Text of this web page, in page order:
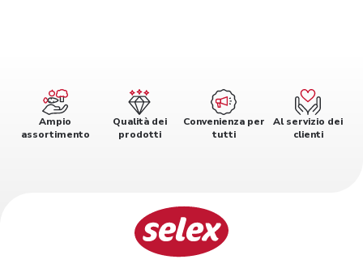
Ampio
assortimento
Qualità dei
prodotti
Convenienza per
tutti
Al servizio dei
clienti